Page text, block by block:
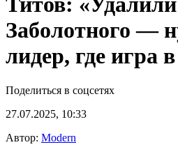
Заболотного —
лидер, где игра
Поделиться в соцсетях
27.07.2025, 10:33
Автор: Modern